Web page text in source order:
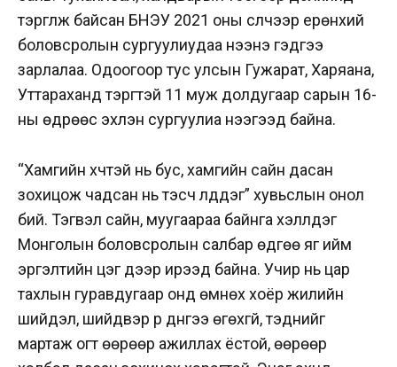
тэргүүлж байсан БНЭУ 2021 оны сүүлчээр ерөнхий
боловсролын сургуулиудаа нээнэ гэдгээ
зарлалаа. Одоогоор тус улсын Гужарат, Харяана,
Уттараханд тэргүүтэй 11 муж долдугаар сарын 16-
ны өдрөөс эхлэн сургуулиа нээгээд байна.
“Хамгийн хүчтэй нь бус, хамгийн сайн дасан
зохицож чадсан нь тэсч үлддэг” хувьслын онол
бий. Тэгвэл сайн, муугаараа байнга хэлүүлдэг
Монголын боловсролын салбар өдгөө яг ийм
эргэлтийн цэг дээр ирээд байна. Учир нь цар
тахлын гуравдугаар онд өмнөх хоёр жилийн
шийдэл, шийдвэр үр дүнгээ өгөхгүй, тэднийг
мартаж огт өөрөөр ажиллах ёстой, өөрөөр